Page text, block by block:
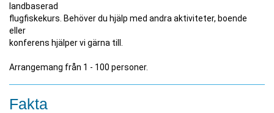
landbaserad
flugfiskekurs. Behöver du hjälp med andra aktiviteter, boende
eller
konferens hjälper vi gärna till.
Arrangemang från 1 - 100 personer.
Fakta